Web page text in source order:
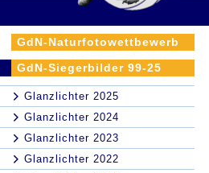
GdN-Naturfotowettbewerb
GdN-Siegerbilder 99-25
Glanzlichter 2025
Glanzlichter 2024
Glanzlichter 2023
Glanzlichter 2022